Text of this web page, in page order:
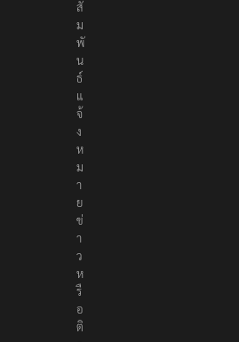
ช
า
สั
ม
พั
น
ธ์
แ
จ้
ง
ห
ม
า
ย
ข่
า
ว
ห
รื